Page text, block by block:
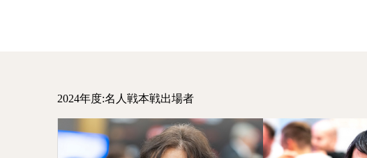
2024年度:名人戦本戦出場者